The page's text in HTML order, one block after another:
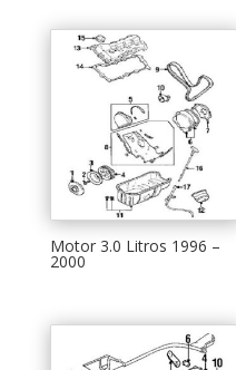
Motor 3.0 Litros 1996 –
2000